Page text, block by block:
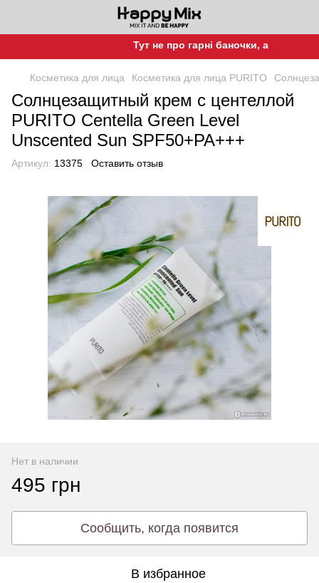
Тут не про гарні баночки, а про гарну
Косметика для лица Косметика для лица PURITO
Солнцезащитный крем с центеллой
PURITO Centella Green Level
Unscented Sun SPF50+PA+++
Артикул: 13375 Оставить отзыв
Нет в наличии
495 грн
Сообщить, когда появится
В избранное